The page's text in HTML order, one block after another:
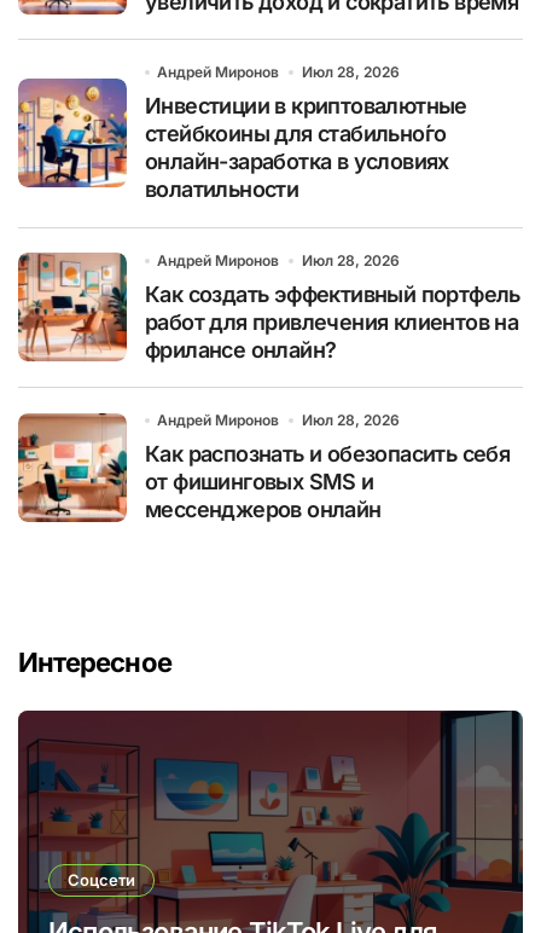
Андрей Миронов Июл 28, 2026
Инвестиции в криптовалютные
стейбкоины для стабильно́го
онлайн-заработка в условиях
волатильности
Андрей Миронов Июл 28, 2026
Как создать эффективный портфель
работ для привлечения клиентов на
фрилансе онлайн?
Андрей Миронов Июл 28, 2026
Как распознать и обезопасить себя
от фишинговых SMS и
мессенджеров онлайн
Интересное
Соцсети